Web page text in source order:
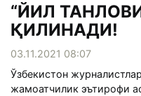
“ЙИЛ
ҚИЛИНАДИ!
03.11.2021 08:07
Ўзбекистон
жамоатчилик эътирофи